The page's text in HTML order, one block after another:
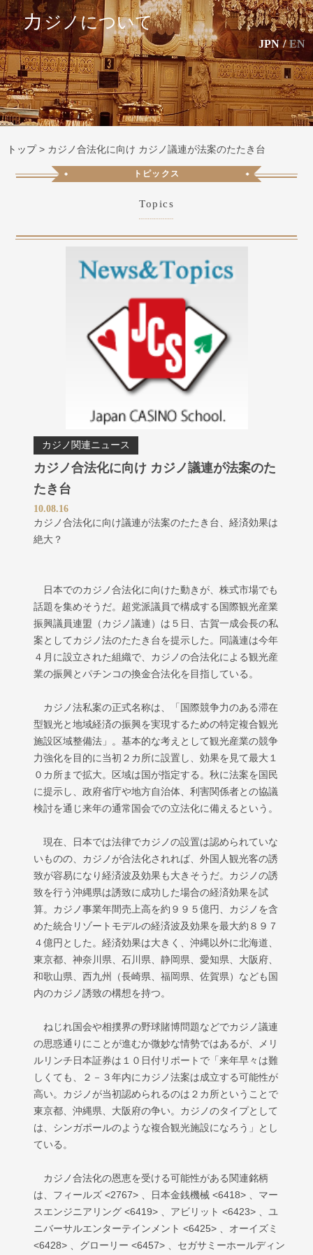
カジノについて
JPN / EN
トップ> カジノ合法化に向け カジノ議連が法案のたたき台
トピックス
Topics
カジノ関連ニュース
カジノ合法化に向け カジノ議連が法案のた
たき台
10.08.16
カジノ合法化に向け議連が法案のたたき台、経済効果は
絶大？
日本でのカジノ合法化に向けた動きが、株式市場でも
話題を集めそうだ。超党派議員で構成する国際観光産業
振興議員連盟（カジノ議連）は５日、古賀一成会長の私
案としてカジノ法のたたき台を提示した。同議連は今年
４月に設立された組織で、カジノの合法化による観光産
業の振興とパチンコの換金合法化を目指している。
カジノ法私案の正式名称は、「国際競争力のある滞在
型観光と地域経済の振興を実現するための特定複合観光
施設区域整備法」。基本的な考えとして観光産業の競争
力強化を目的に当初２カ所に設置し、効果を見て最大１
０カ所まで拡大。区域は国が指定する。秋に法案を国民
に提示し、政府省庁や地方自治体、利害関係者との協議
検討を通じ来年の通常国会での立法化に備えるという。
現在、日本では法律でカジノの設置は認められていな
いものの、カジノが合法化されれば、外国人観光客の誘
致が容易になり経済波及効果も大きそうだ。カジノの誘
致を行う沖縄県は誘致に成功した場合の経済効果を試
算。カジノ事業年間売上高を約９９５億円、カジノを含
めた統合リゾートモデルの経済波及効果を最大約８９７
４億円とした。経済効果は大きく、沖縄以外に北海道、
東京都、神奈川県、石川県、静岡県、愛知県、大阪府、
和歌山県、西九州（長崎県、福岡県、佐賀県）なども国
内のカジノ誘致の構想を持つ。
ねじれ国会や相撲界の野球賭博問題などでカジノ議連
の思惑通りにことが進むか微妙な情勢ではあるが、メリ
ルリンチ日本証券は１０日付リポートで「来年早々は難
しくても、２－３年内にカジノ法案は成立する可能性が
高い。カジノが当初認められるのは２カ所ということで
東京都、沖縄県、大阪府の争い。カジノのタイプとして
は、シンガポールのような複合観光施設になろう」とし
ている。
カジノ合法化の恩恵を受ける可能性がある関連銘柄
は、フィールズ <2767> 、日本金銭機械 <6418> 、マー
スエンジニアリング <6419> 、アビリット <6423> 、ユ
ニバーサルエンターテインメント <6425> 、オーイズミ
<6428> 、グローリー <6457> 、セガサミーホールディン